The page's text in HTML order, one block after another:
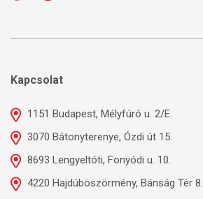
Kapcsolat
1151 Budapest, Mélyfúró u. 2/E.
3070 Bátonyterenye, Ózdi út 15.
8693 Lengyeltóti, Fonyódi u. 10.
4220 Hajdúböszörmény, Bánság Tér 8.